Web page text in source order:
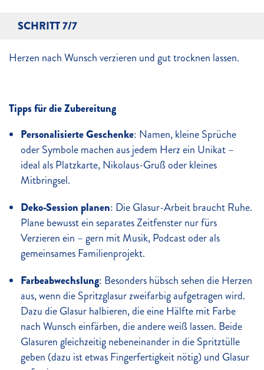
SCHRITT 7/7
Herzen nach Wunsch verzieren und gut trocknen lassen.
Tipps für die Zubereitung
Personalisierte Geschenke: Namen, kleine Sprüche
oder Symbole machen aus jedem Herz ein Unikat –
ideal als Platzkarte, Nikolaus-Gruß oder kleines
Mitbringsel.
Deko-Session planen: Die Glasur-Arbeit braucht Ruhe.
Plane bewusst ein separates Zeitfenster nur fürs
Verzieren ein – gern mit Musik, Podcast oder als
gemeinsames Familienprojekt.
Farbeabwechslung: Besonders hübsch sehen die Herzen
aus, wenn die Spritzglasur zweifarbig aufgetragen wird.
Dazu die Glasur halbieren, die eine Hälfte mit Farbe
nach Wunsch einfärben, die andere weiß lassen. Beide
Glasuren gleichzeitig nebeneinander in die Spritztülle
geben (dazu ist etwas Fingerfertigkeit nötig) und Glasur